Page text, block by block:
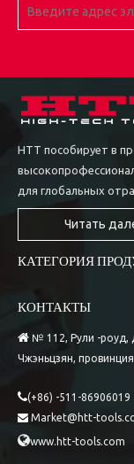
HTT пособирует в
для глобальных
Читать
КАТЕГОРИЯ
КОНТАКТЫ
 № 112, Рули -роуд,
Чжэньцзян,
(+86) -511-86906019
 Market@htt-
www.htt-tools.com